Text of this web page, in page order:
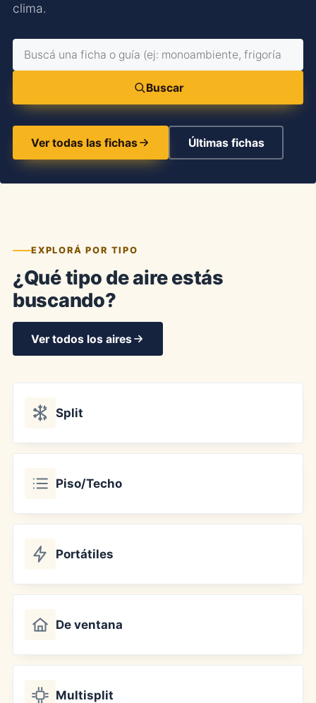
clima.
Buscar
Ver todas las fichas Últimas fichas
EXPLORÁ POR TIPO
¿Qué tipo de aire estás
buscando?
Ver todos los aires
Split
Piso/Techo
Portátiles
De ventana
Multisplit